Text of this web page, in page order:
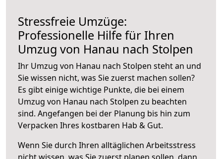
Stressfreie Umzüge:
Professionelle Hilfe für Ihren
Umzug von Hanau nach Stolpen
Ihr Umzug von Hanau nach Stolpen steht an und
Sie wissen nicht, was Sie zuerst machen sollen?
Es gibt einige wichtige Punkte, die bei einem
Umzug von Hanau nach Stolpen zu beachten
sind. Angefangen bei der Planung bis hin zum
Verpacken Ihres kostbaren Hab & Gut.
Wenn Sie durch Ihren alltäglichen Arbeitsstress